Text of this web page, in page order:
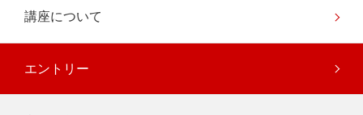
講座について
エントリー